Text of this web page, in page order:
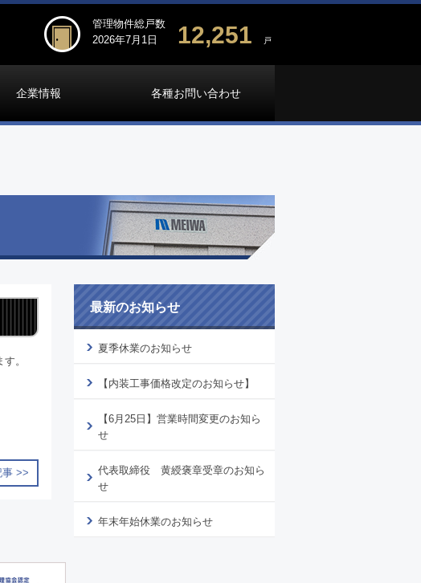
管理物件総戸数
2026年7月1日
12,251 戸
企業情報 各種お問い合わせ
。
事 >>
最新のお知らせ
夏季休業のお知らせ
【内装工事価格改定のお知らせ】
【6月25日】営業時間変更のお知ら
せ
代表取締役 黄綬褒章受章のお知ら
せ
年末年始休業のお知らせ